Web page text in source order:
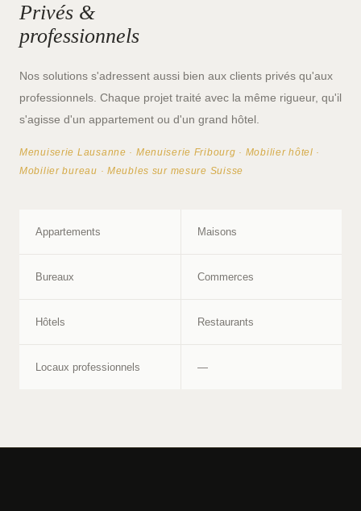
Privés &
professionnels
Nos solutions s'adressent aussi bien aux clients privés qu'aux
professionnels. Chaque projet traité avec la même rigueur, qu'il
s'agisse d'un appartement ou d'un grand hôtel.
Menuiserie Lausanne · Menuiserie Fribourg · Mobilier hôtel ·
Mobilier bureau · Meubles sur mesure Suisse
Appartements Maisons
Bureaux Commerces
Hôtels Restaurants
Locaux professionnels —